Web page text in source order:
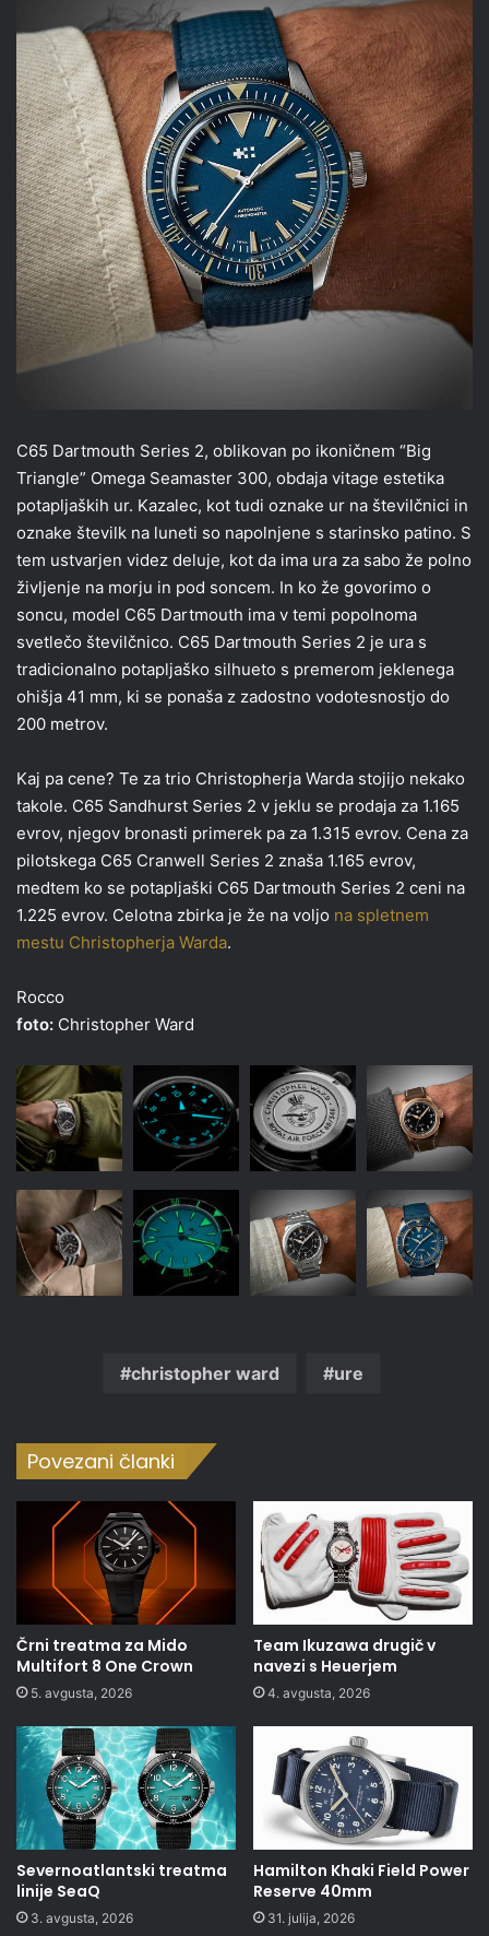
C65 Dartmouth Series 2, oblikovan po ikoničnem “Big
Triangle” Omega Seamaster 300, obdaja vitage estetika
potapljaških ur. Kazalec, kot tudi oznake ur na številčnici in
oznake številk na luneti so napolnjene s starinsko patino. S
tem ustvarjen videz deluje, kot da ima ura za sabo že polno
življenje na morju in pod soncem. In ko že govorimo o
soncu, model C65 Dartmouth ima v temi popolnoma
svetlečo številčnico. C65 Dartmouth Series 2 je ura s
tradicionalno potapljaško silhueto s premerom jeklenega
ohišja 41 mm, ki se ponaša z zadostno vodotesnostjo do
200 metrov.
Kaj pa cene? Te za trio Christopherja Warda stojijo nekako
takole. C65 Sandhurst Series 2 v jeklu se prodaja za 1.165
evrov, njegov bronasti primerek pa za 1.315 evrov. Cena za
pilotskega C65 Cranwell Series 2 znaša 1.165 evrov,
medtem ko se potapljaški C65 Dartmouth Series 2 ceni na
1.225 evrov. Celotna zbirka je že na voljo na spletnem
mestu Christopherja Warda.
Rocco
foto: Christopher Ward
christopher ward ure
Povezani članki
Črni treatma za Mido
Multifort 8 One Crown
5. avgusta, 2026
Team Ikuzawa drugič v
navezi s Heuerjem
4. avgusta, 2026
Severnoatlantski treatma
linije SeaQ
3. avgusta, 2026
Hamilton Khaki Field Power
Reserve 40mm
31. julija, 2026